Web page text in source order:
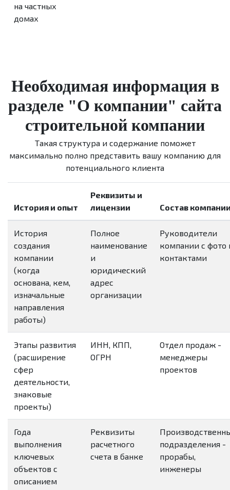
на частных
домах
Необходимая информация в
разделе "О компании" сайта
строительной компании
Такая структура и содержание поможет
максимально полно представить вашу компанию для
потенциального клиента
История и опыт
Реквизиты и
лицензии
Состав
История
создания
компании
(когда
основана, кем,
изначальные
направления
работы)
Полное
наименование
и
юридический
адрес
организации
Руководители
компании с фото
контактами
Этапы развития
(расширение
сфер
деятельности,
знаковые
проекты)
ИНН, КПП,
ОГРН
Отдел продаж -
менеджеры
проектов
Года
выполнения
ключевых
объектов с
описанием
Реквизиты
расчетного
счета в банке
подразделения -
прорабы,
инженеры